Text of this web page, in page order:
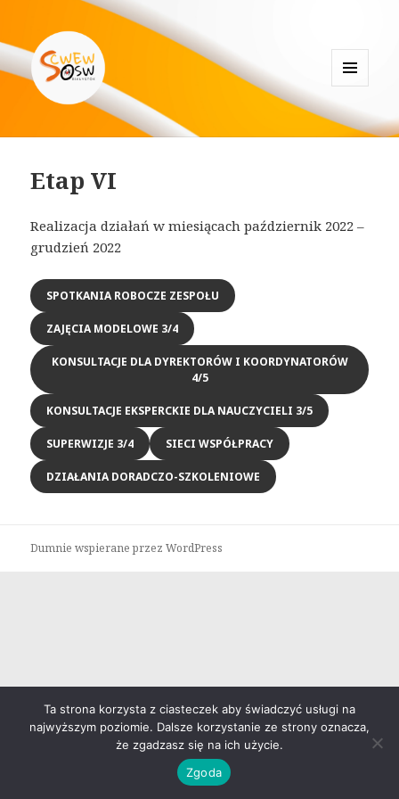
Specjalistyczne Centrum
w Białymstoku
I
WIDGETY
Etap VI
Realizacja działań w miesiącach październik 2022 –
grudzień 2022
SPOTKANIA ROBOCZE ZESPOŁU
ZAJĘCIA MODELOWE 3/4
KONSULTACJE DLA DYREKTORÓW I KOORDYNATORÓW
4/5
KONSULTACJE EKSPERCKIE DLA NAUCZYCIELI 3/5
SUPERWIZJE 3/4 SIECI WSPÓŁPRACY
DZIAŁANIA DORADCZO-SZKOLENIOWE
Dumnie wspierane przez WordPress
Ta strona korzysta z ciasteczek aby świadczyć usługi na
najwyższym poziomie. Dalsze korzystanie ze strony oznacza,
że zgadzasz się na ich użycie.
Zgoda